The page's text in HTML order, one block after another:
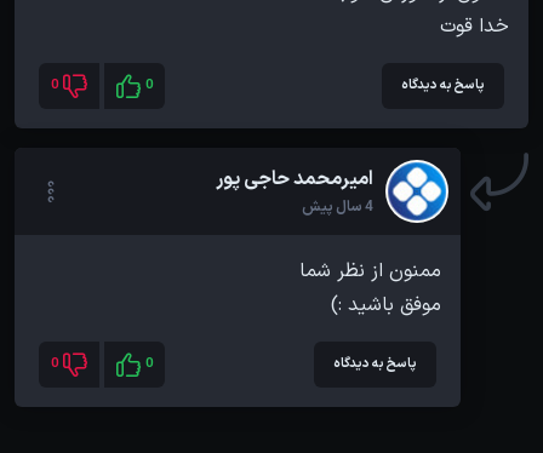
خدا قوت
پاسخ به دیدگاه 0
0
امیرمحمد حاجی پور
4 سال پیش
موفق باشید :)
پاسخ به دیدگاه 0
0